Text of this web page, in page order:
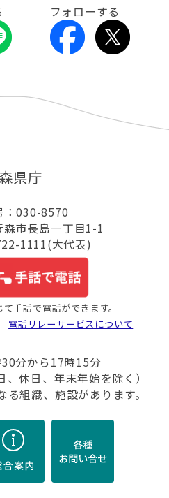
フォローする
県庁
：030-8570
市長島一丁目1-1
1111(大代表)
手話で電話ができます。
電話リレーサービスについて
分から17時15分
、休日、年末年始を除く）
組織、施設があります。